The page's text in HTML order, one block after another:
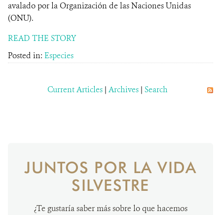
avalado por la Organización de las Naciones Unidas
(ONU).
READ THE STORY
Posted in: Especies
Current Articles | Archives | Search
JUNTOS POR LA VIDA
SILVESTRE
¿Te gustaría saber más sobre lo que hacemos